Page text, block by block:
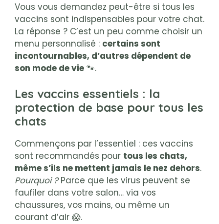
Vous vous demandez peut-être si tous les
vaccins sont indispensables pour votre chat.
La réponse ? C’est un peu comme choisir un
menu personnalisé : certains sont
incontournables, d’autres dépendent de
son mode de vie 🐾.
Les vaccins essentiels : la
protection de base pour tous les
chats
Commençons par l’essentiel : ces vaccins
sont recommandés pour tous les chats,
même s’ils ne mettent jamais le nez dehors.
Pourquoi ?Parce que les virus peuvent se
faufiler dans votre salon… via vos
chaussures, vos mains, ou même un
courant d’air 😱.